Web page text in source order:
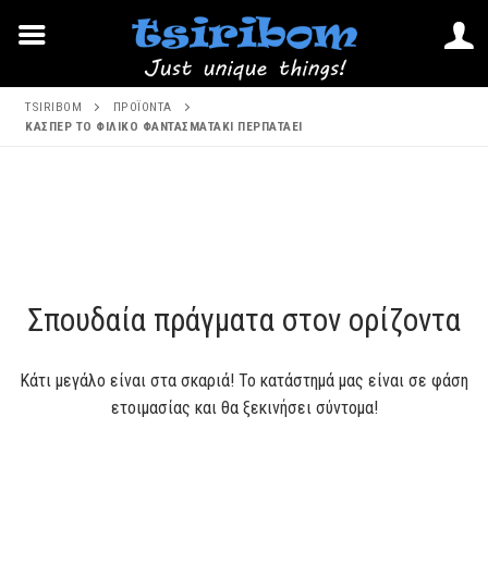
Μετάβαση
TSIRIBOM
ΠΡΟΪΌΝΤΑ
ΚΑΣΠΕΡ ΤΟ ΦΙΛΙΚΟ ΦΑΝΤΑΣΜΑΤΑΚΙ ΠΕΡΠΑΤΑΕΙ
Σπουδαία πράγματα στον ορίζοντα
Κάτι μεγάλο είναι στα σκαριά! Το κατάστημά μας είναι σε φάση
ετοιμασίας και θα ξεκινήσει σύντομα!